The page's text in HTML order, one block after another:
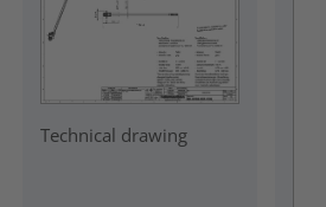
Technical drawing